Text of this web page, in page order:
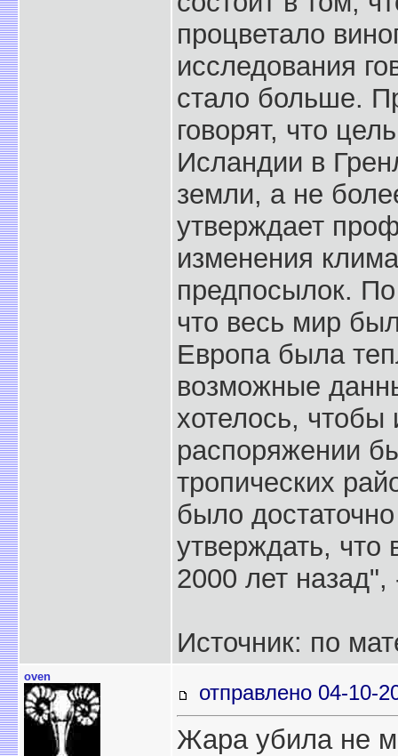
процветало
исследования
стало больше.
говорят, что
Исландии в
земли, а не
утверждает
изменения
предпосылок.
что весь мир
Европа была
возможные
хотелось,
распоряжении
тропических
было
утверждать, что
2000 лет
Источник: по
oven
отправлено 04-10-
Жара убила не